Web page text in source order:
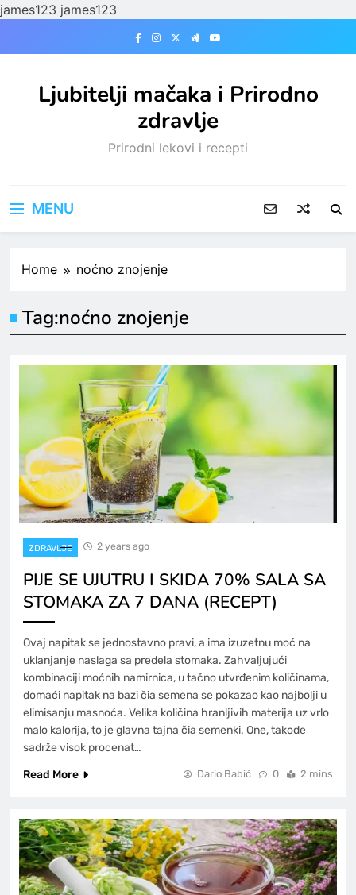
james123 james123
Ljubitelji mačaka i Prirodno
zdravlje
Prirodni lekovi i recepti
MENU
Home noćno znojenje
Tag:noćno znojenje
ZDRAVLJE 2 years ago
PIJE SE UJUTRU I SKIDA 70% SALA SA
STOMAKA ZA 7 DANA (RECEPT)
Ovaj napitak se jednostavno pravi, a ima izuzetnu moć na
uklanjanje naslaga sa predela stomaka. Zahvaljujući
kombinaciji moćnih namirnica, u tačno utvrđenim količinama,
domaći napitak na bazi čia semena se pokazao kao najbolji u
elimisanju masnoća. Velika količina hranljivih materija uz vrlo
malo kalorija, to je glavna tajna čia semenki. One, takođe
sadrže visok procenat…
Read More
Dario Babić 0 2 mins